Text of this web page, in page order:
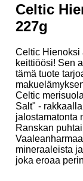
Celtic
227g
Celtic Hienoksi
keittiöösi! Sen
tämä tuote
Celtic
Salt" -
jalostamatonta
Ranskan
mineraaleista
joka eroaa